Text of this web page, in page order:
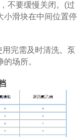
不要缓慢关闭。(过
小滑块在中间位置停
完需及时清洗。泵
场所。